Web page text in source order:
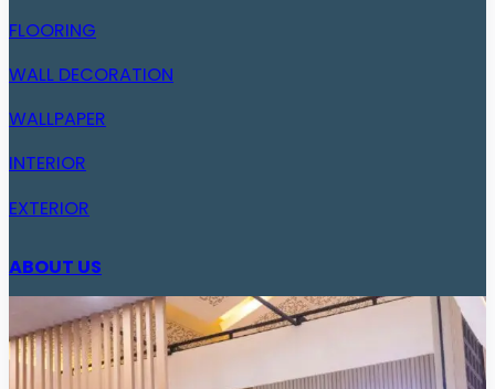
FLOORING
WALL DECORATION
WALLPAPER
INTERIOR
EXTERIOR
ABOUT US